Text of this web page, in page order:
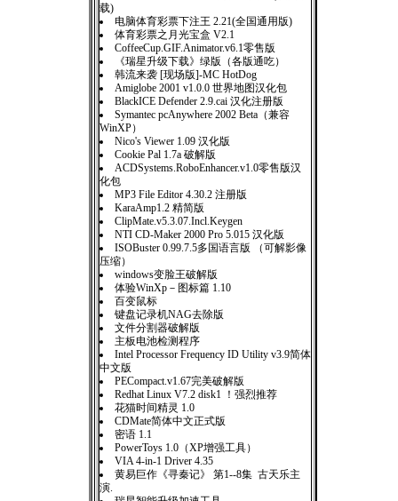
载)
电脑体育彩票下注王 2.21(全国通用版)
体育彩票之月光宝盒 V2.1
CoffeeCup.GIF.Animator.v6.1零售版
《瑞星升级下载》绿版（各版通吃）
韩流来袭 [现场版]-MC HotDog
Amiglobe 2001 v1.0.0 世界地图汉化包
BlackICE Defender 2.9.cai 汉化注册版
Symantec pcAnywhere 2002 Beta（兼容
WinXP）
Nico's Viewer 1.09 汉化版
Cookie Pal 1.7a 破解版
ACDSystems.RoboEnhancer.v1.0零售版汉
化包
MP3 File Editor 4.30.2 注册版
KaraAmp1.2 精简版
ClipMate.v5.3.07.Incl.Keygen
NTI CD-Maker 2000 Pro 5.015 汉化版
ISOBuster 0.99.7.5多国语言版 （可解影像
压缩）
windows变脸王破解版
体验WinXp－图标篇 1.10
百变鼠标
键盘记录机NAG去除版
文件分割器破解版
主板电池检测程序
Intel Processor Frequency ID Utility v3.9简体
中文版
PECompact.v1.67完美破解版
Redhat Linux V7.2 disk1 ！强烈推荐
花猫时间精灵 1.0
CDMate简体中文正式版
密语 1.1
PowerToys 1.0（XP增强工具）
VIA 4-in-1 Driver 4.35
黄易巨作《寻秦记》 第1--8集 古天乐主
演.